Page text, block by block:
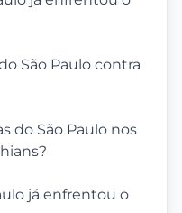
São Paulo contra
do São Paulo nos
já enfrentou o